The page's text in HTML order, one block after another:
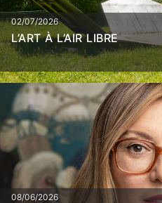
02/07/2026
L’ART À L’AIR LIBRE
08/06/2026